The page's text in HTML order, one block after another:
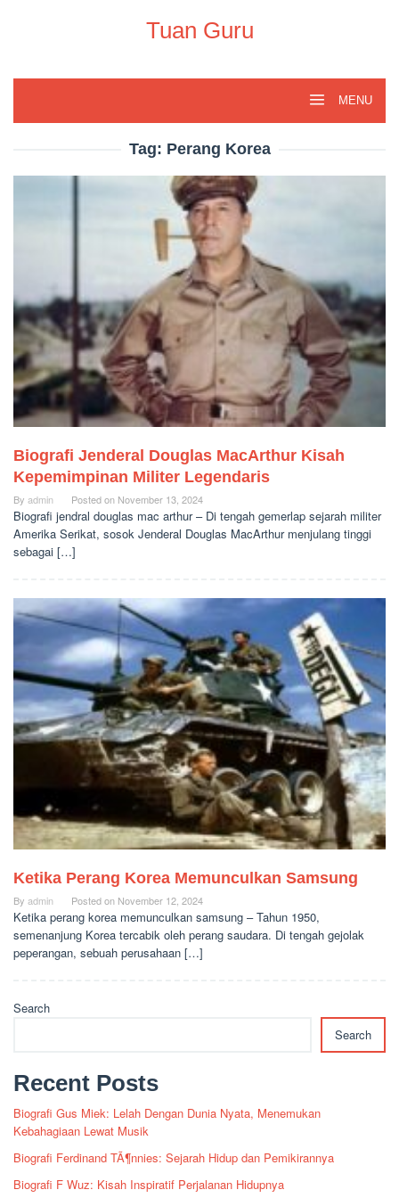
Tuan Guru
MENU
Tag: Perang Korea
Biografi Jenderal Douglas MacArthur Kisah
Kepemimpinan Militer Legendaris
By admin Posted on November 13, 2024
Biografi jendral douglas mac arthur – Di tengah gemerlap sejarah militer
Amerika Serikat, sosok Jenderal Douglas MacArthur menjulang tinggi
sebagai […]
Ketika Perang Korea Memunculkan Samsung
By admin Posted on November 12, 2024
Ketika perang korea memunculkan samsung – Tahun 1950,
semenanjung Korea tercabik oleh perang saudara. Di tengah gejolak
peperangan, sebuah perusahaan […]
Search
Search
Recent Posts
Biografi Gus Miek: Lelah Dengan Dunia Nyata, Menemukan
Kebahagiaan Lewat Musik
Biografi Ferdinand TÃ¶nnies: Sejarah Hidup dan Pemikirannya
Biografi F Wuz: Kisah Inspiratif Perjalanan Hidupnya